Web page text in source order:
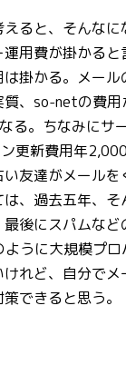
ると、そんなに
用費が掛かる
掛かる。メー
、so-netの費用
る。ちなみにサ
更新費用年
友達がメール
、過去五年、
後にスパムな
うに大規模プ
れど、自分でメ
できると思う。